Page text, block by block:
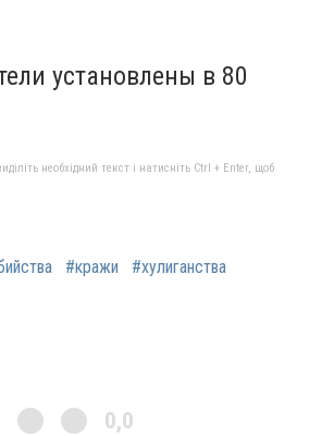
установлены в 80
необхідний текст і натисніть Ctrl + Enter, щоб
#кражи
#хулиганства
0,0